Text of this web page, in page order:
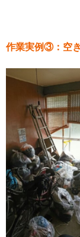
作業実例③： 空